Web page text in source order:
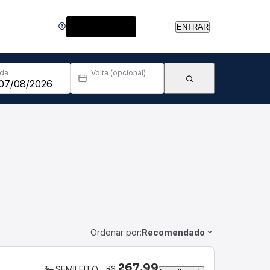
ENTRAR
Volta (opcional)
Ordenar por:Recomendado
R$ 267,99